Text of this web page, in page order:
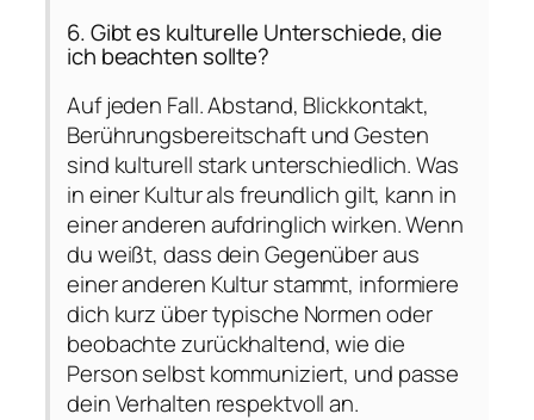
6. Gibt es kulturelle Unterschiede, die
ich beachten sollte?
Auf jeden Fall. Abstand, Blickkontakt,
Berührungsbereitschaft und Gesten
sind kulturell stark unterschiedlich. Was
in einer Kultur als freundlich gilt, kann in
einer anderen aufdringlich wirken. Wenn
du weißt, dass dein Gegenüber aus
einer anderen Kultur stammt, informiere
dich kurz über typische Normen oder
beobachte zurückhaltend, wie die
Person selbst kommuniziert, und passe
dein Verhalten respektvoll an.